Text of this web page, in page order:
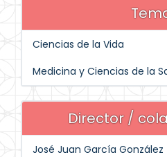
Ciencias de la Vida
Medicina y Ciencias de la
Director /
José Juan García González